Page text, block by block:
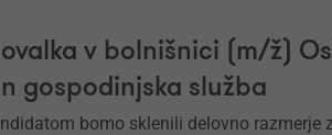
v bolnišnici (m/ž)
gospodinjska služba
bomo sklenili delovno